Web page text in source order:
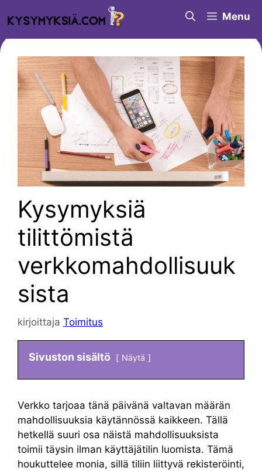
sisältöön
Menu
Kysymyksiä
tilittömistä
verkkomahdollisuuk
sista
kirjoittaja Toimitus
Sivuston sisältö Näytä
Verkko tarjoaa tänä päivänä valtavan määrän
mahdollisuuksia käytännössä kaikkeen. Tällä
hetkellä suuri osa näistä mahdollisuuksista
toimii täysin ilman käyttäjätilin luomista. Tämä
houkuttelee monia, sillä tiliin liittyvä rekisteröinti,